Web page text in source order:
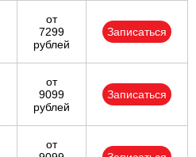
от
7299
рублей
Записаться
от
9099
рублей
Записаться
от